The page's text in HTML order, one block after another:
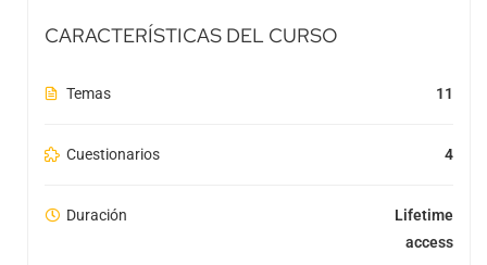
CARACTERÍSTICAS DEL CURSO
Temas 11
Cuestionarios 4
Duración
Lifetime
access